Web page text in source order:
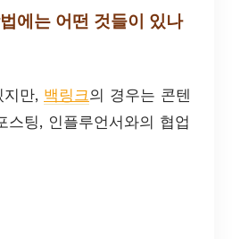
에는 어떤 것들이 있나
만, 백링크의 경우는 콘텐
스팅, 인플루언서와의 협업